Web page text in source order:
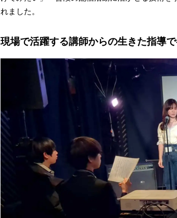
れました。
現場で活躍する講師からの生きた指導